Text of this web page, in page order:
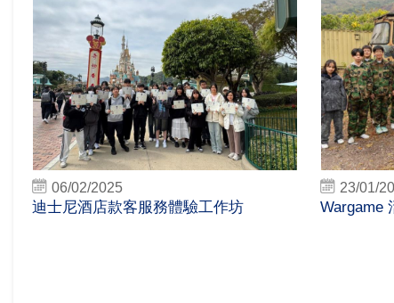
06/02/2025
迪士尼酒店款客服務體驗工作坊
23/01/
Wargame